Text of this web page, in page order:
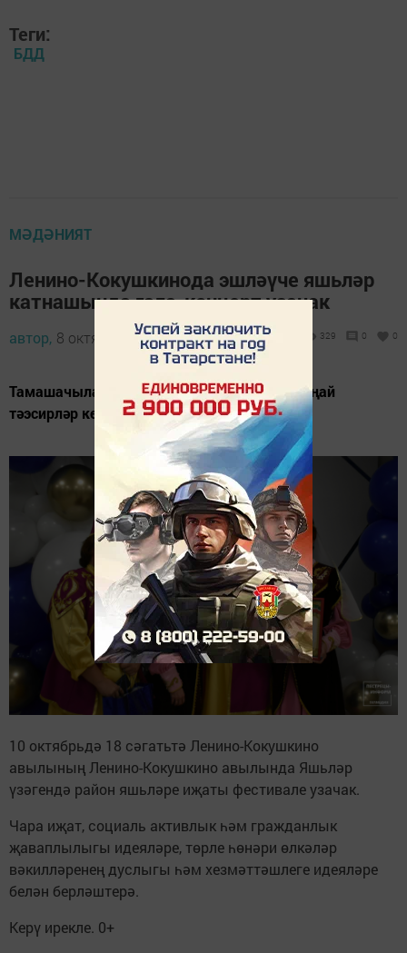
Теги:
БДД
МӘДӘНИЯТ
Ленино-Кокушкинода эшләүче яшьләр
катнашында гала-концерт узачак
автор, 8 октябрь 2024 - 14:40 329 0 0
Тамашачыларны кызыклы номерлар һәм уңай
тәэсирләр көтә
10 октябрьдә 18 сәгатьтә Ленино-Кокушкино
авылының Ленино-Кокушкино авылында Яшьләр
үзәгендә район яшьләре иҗаты фестивале узачак.
Чара иҗат, социаль активлык һәм гражданлык
җаваплылыгы идеяләре, төрле һөнәри өлкәләр
вәкилләренең дуслыгы һәм хезмәттәшлеге идеяләре
белән берләштерә.
Керү ирекле. 0+